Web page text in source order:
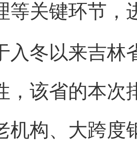
等关键环节，
入冬以来吉林
该省的本次
机构、大跨度